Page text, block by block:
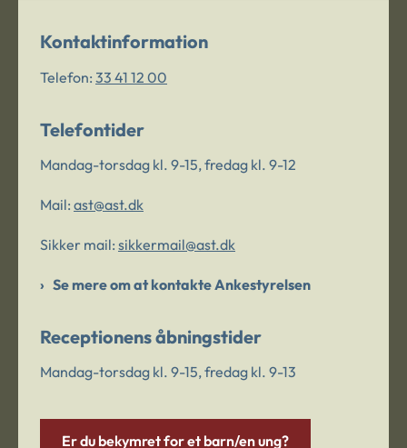
Kontaktinformation
Telefon: 33 41 12 00
Telefontider
Mandag-torsdag kl. 9-15, fredag kl. 9-12
Mail: ast@ast.dk
Sikker mail: sikkermail@ast.dk
Se mere om at kontakte Ankestyrelsen
Receptionens åbningstider
Mandag-torsdag kl. 9-15, fredag kl. 9-13
Er du bekymret for et barn/en ung?